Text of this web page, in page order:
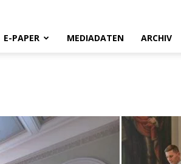
E-PAPER MEDIADATEN ARCHIV